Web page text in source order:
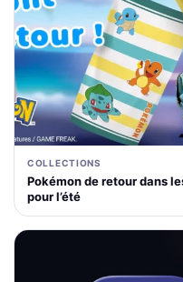
COLLECTIONS
Pokémon de retour dans
pour l’été